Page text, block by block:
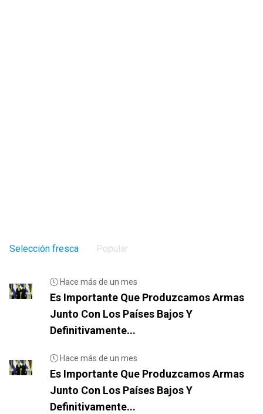
Selección fresca Popular
Hace más de un mes
Es Importante Que Produzcamos Armas
Junto Con Los Países Bajos Y
Definitivamente...
Hace más de un mes
Es Importante Que Produzcamos Armas
Junto Con Los Países Bajos Y
Definitivamente...